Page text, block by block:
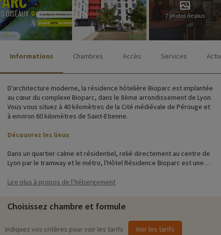
7 photos de plus
Informations Chambres Accès Services
D'architecture moderne, la résidence hôtelière Bioparc est implantée
au cœur du complexe Bioparc, dans le 8ème arrondissement de Lyon.
Vous vous situez à 40 kilomètres de la Cité médiévale de Pérouge et
à environ 60 kilomètres de Saint-Etienne.
Découvrez les lieux
Dans un quartier calme et résidentiel, relié directement au centre de
Lyon par le tramway et le métro, l'Hôtel Résidence Bioparc est une
enfants.
séjour en toute indépendance : kitchenette, salle de bains et de
douche avec WC, téléphone, connexion wifi en fibre et TV.
Lire plus à propos de l’hébergement
Choisissez chambre et formule
Indiquez vos critères pour voir les tarifs Voir les tarifs